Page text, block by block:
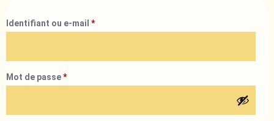
Identifiant ou e-mail *
Mot de passe*